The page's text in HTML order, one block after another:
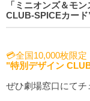
「ミニオンズ＆モ
CLUB-SPICEカード
💳全国10,000枚限定
"特別デザイン
ぜひ劇場窓口にてチ